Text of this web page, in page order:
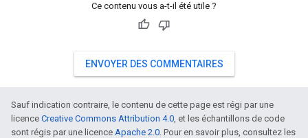
Ce contenu vous a-t-il été utile ?
ENVOYER DES COMMENTAIRES
Sauf indication contraire, le contenu de cette page est régi par une
licence Creative Commons Attribution 4.0, et les échantillons de code
sont régis par une licence Apache 2.0. Pour en savoir plus, consultez les